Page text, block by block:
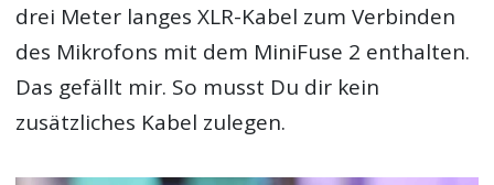
drei Meter langes XLR-Kabel zum Verbinden
des Mikrofons mit dem MiniFuse 2 enthalten.
Das gefällt mir. So musst Du dir kein
zusätzliches Kabel zulegen.